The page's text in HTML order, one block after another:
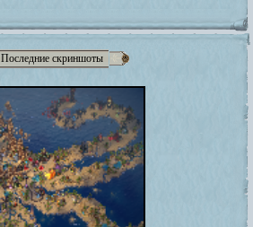
Последние скриншоты